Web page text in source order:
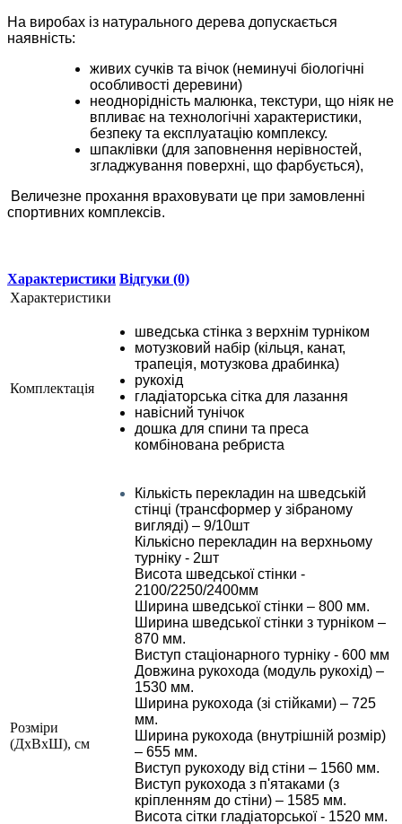
На виробах із натурального дерева допускається
наявність:
живих сучків та вічок (неминучі біологічні
особливості деревини)
неоднорідність малюнка, текстури, що ніяк не
впливає на технологічні характеристики,
безпеку та експлуатацію комплексу.
шпаклівки (для заповнення нерівностей,
згладжування поверхні, що фарбується),
Величезне прохання враховувати це при замовленні
спортивних комплексів.
Характеристики Відгуки (0)
Характеристики
Комплектація
шведська стінка з верхнім турніком
мотузковий набір (кільця, канат,
трапеція, мотузкова драбинка)
рукохід
гладіаторська сітка для лазання
навісний тунічок
дошка для спини та преса
комбінована ребриста
Розміри
(ДхВхШ), см
Кількість перекладин на шведській
стінці (трансформер у зібраному
вигляді) – 9/10шт
Кількісно перекладин на верхньому
турніку - 2шт
Висота шведської стінки -
2100/2250/2400мм
Ширина шведської стінки – 800 мм.
Ширина шведської стінки з турніком –
870 мм.
Виступ стаціонарного турніку - 600 мм
Довжина рукохода (модуль рукохід) –
1530 мм.
Ширина рукохода (зі стійками) – 725
мм.
Ширина рукохода (внутрішній розмір)
– 655 мм.
Виступ рукоходу від стіни – 1560 мм.
Виступ рукохода з п'ятаками (з
кріпленням до стіни) – 1585 мм.
Висота сітки гладіаторської - 1520 мм.